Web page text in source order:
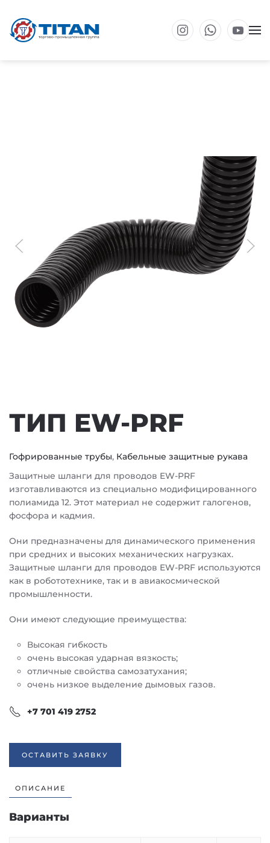
Перейти к основному содержанию
ТИП EW-PRF
Гофрированные трубы, Кабельные защитные рукава
Защитные шланги для проводов EW-PRF
изготавливаются из специально модифицированного
полиамида 12. Этот материал не содержит галогенов,
фосфора и кадмия.
Они предназначены для динамического применения
при средних и высоких механических нагрузках.
Защитные шланги для проводов EW-PRF используются
как в робототехнике, так и в авиакосмической
промышленности.
Они имеют следующие преимущества:
Высокая гибкость
очень высокая ударная вязкость;
отличные свойства самозатухания;
очень низкое выделение дымовых газов.
+7 701 419 2752
ОСТАВИТЬ ЗАЯВКУ
ОПИСАНИЕ
Варианты